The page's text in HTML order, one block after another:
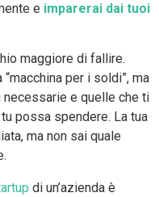
e imparerai dai tuoi
maggiore di fallire.
per i soldi”, ma
e quelle che ti
possa spendere. La tua
ma non sai quale
di un’azienda è